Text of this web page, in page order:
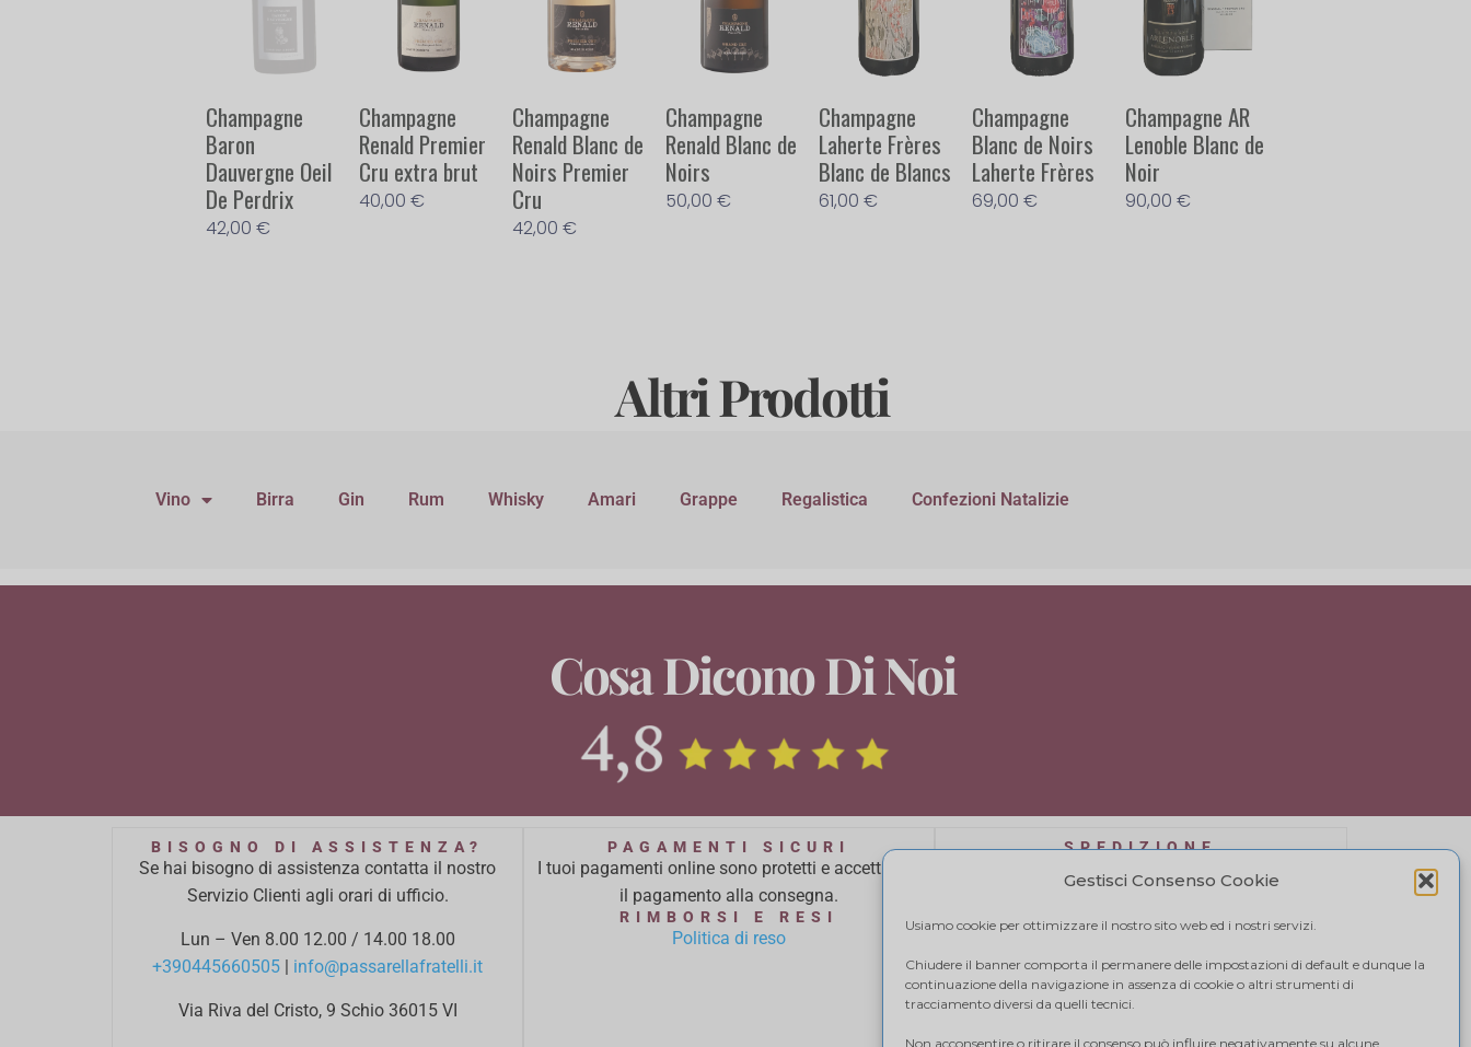
Gestisci Consenso Cookie
Usiamo cookie per ottimizzare il nostro sito web ed i nostri servizi.
Chiudere il banner comporta il permanere delle impostazioni di default e dunque la
continuazione della navigazione in assenza di cookie o altri strumenti di
tracciamento diversi da quelli tecnici.
Non acconsentire o ritirare il consenso può influire negativamente su alcune
Champagne ​
Baron
Dauvergne Oeil
De Perdrix
42,00€
Champagne
Renald Premier
Cru extra brut
40,00€
Champagne
Renald Blanc de
Noirs Premier
Cru
42,00€
Champagne
Renald Blanc de
Noirs
50,00€
Champagne
Laherte Frères
Blanc de Blancs
61,00€
Champagne
Blanc de Noirs
Laherte Frères
69,00€
Champagne AR
Lenoble Blanc de
Noir
90,00€
Altri Prodotti
Vino Birra Gin Rum Whisky Amari Grappe Regalistica Confezioni Natalizie
Cosa Dicono Di Noi
BISOGNO DI ASSISTENZA?
Se hai bisogno di assistenza contatta il nostro
Servizio Clienti agli orari di ufficio.
Lun – Ven 8.00 12.00 / 14.00 18.00
+390445660505 | info@passarellafratelli.it
Via Riva del Cristo, 9 Schio 36015 VI
PAGAMENTI SICURI
I tuoi pagamenti online sono protetti e accettiamo
il pagamento alla consegna.
RIMBORSI E RESI
Politica di reso
SPEDIZIONE
carrello.